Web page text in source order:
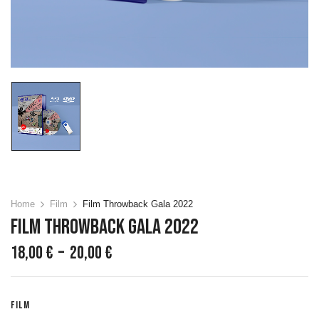
Home Film Film Throwback Gala 2022
Film Throwback Gala 2022
18,00€ – 20,00€Plage
FILM